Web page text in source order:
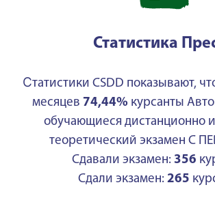
Статистика
Статистики CSDD показывают,
месяцев 74,44% курсанты
обучающиеся дистанционно
теоретический экзамен С
Сдавали экзамен: 356
Сдали экзамен: 265